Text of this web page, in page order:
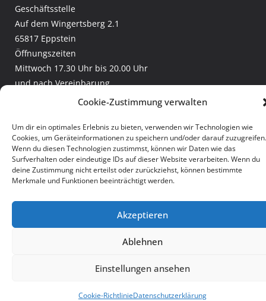
Cookie-Zustimmung verwalten
Um dir ein optimales Erlebnis zu bieten, verwenden wir Technologien wie
Cookies, um Geräteinformationen zu speichern und/oder darauf zuzugreifen.
Wenn du diesen Technologien zustimmst, können wir Daten wie das
Surfverhalten oder eindeutige IDs auf dieser Website verarbeiten. Wenn du
deine Zustimmung nicht erteilst oder zurückziehst, können bestimmte
Merkmale und Funktionen beeinträchtigt werden.
Akzeptieren
Ablehnen
Einstellungen ansehen
Cookie-RichtlinieDatenschutzerklärung
Geschäftsstelle
Auf dem Wingertsberg 2.1
65817 Eppstein
Öffnungszeiten
Mittwoch 17.30 Uhr bis 20.00 Uhr
und nach Vereinbarung
+49 (6198) 307 2970
Facebook:TSG Eppstein
Leichtathletik und Rasenkraftsport
Burglauf
Copyright © 2026TSG Eppstein. Alle Rechte vorbehalten.
Datenschutz